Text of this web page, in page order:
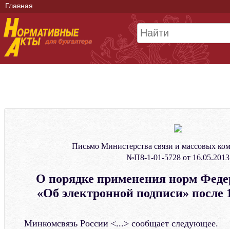
Главная
Письмо Министерства связи и массовых
№П8-1-01-5728 от 16.05.2013
О порядке применения норм
«Об электронной подписи» после
Минкомсвязь России <...> сообщает следующее.